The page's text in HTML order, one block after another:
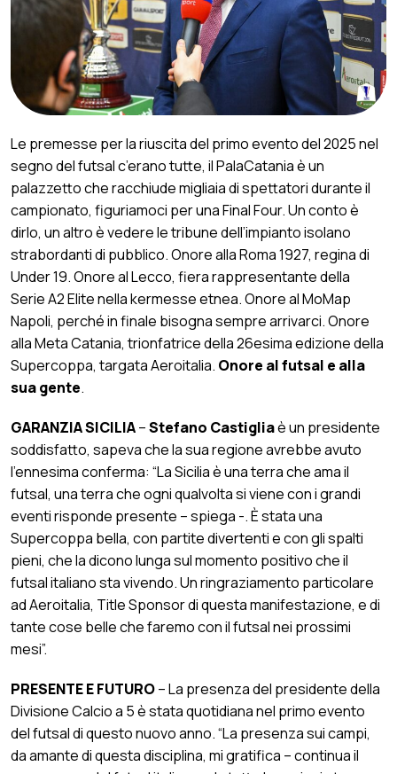
Le premesse per la riuscita del primo evento del 2025 nel
segno del futsal c’erano tutte, il PalaCatania è un
palazzetto che racchiude migliaia di spettatori durante il
campionato, figuriamoci per una Final Four. Un conto è
dirlo, un altro è vedere le tribune dell’impianto isolano
strabordanti di pubblico. Onore alla Roma 1927, regina di
Under 19. Onore al Lecco, fiera rappresentante della
Serie A2 Elite nella kermesse etnea. Onore al MoMap
Napoli, perché in finale bisogna sempre arrivarci. Onore
alla Meta Catania, trionfatrice della 26esima edizione della
Supercoppa, targata Aeroitalia. Onore al futsal e alla
sua gente.
GARANZIA SICILIA–Stefano Castigliaè un presidente
soddisfatto, sapeva che la sua regione avrebbe avuto
l’ennesima conferma: “La Sicilia è una terra che ama il
futsal, una terra che ogni qualvolta si viene con i grandi
eventi risponde presente – spiega -. È stata una
Supercoppa bella, con partite divertenti e con gli spalti
pieni, che la dicono lunga sul momento positivo che il
futsal italiano sta vivendo. Un ringraziamento particolare
ad Aeroitalia, Title Sponsor di questa manifestazione, e di
tante cose belle che faremo con il futsal nei prossimi
mesi”.
PRESENTE E FUTURO– La presenza del presidente della
Divisione Calcio a 5 è stata quotidiana nel primo evento
del futsal di questo nuovo anno. “La presenza sui campi,
da amante di questa disciplina, mi gratifica – continua il